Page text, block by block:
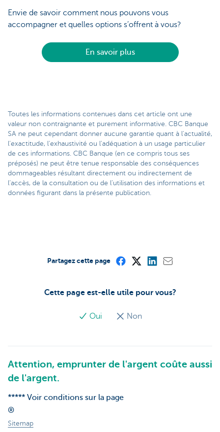
Envie de savoir comment nous pouvons vous
accompagner et quelles options s’offrent à vous?
En savoir plus
Toutes les informations contenues dans cet article ont une
valeur non contraignante et purement informative. CBC Banque
SA ne peut cependant donner aucune garantie quant à l'actualité,
l'exactitude, l'exhaustivité ou l'adéquation à un usage particulier
de ces informations. CBC Banque (en ce compris tous ses
préposés) ne peut être tenue responsable des conséquences
dommageables résultant directement ou indirectement de
l’accès, de la consultation ou de l’utilisation des informations et
données figurant dans la présente publication.
Cette page est-elle utile pour vous?
Oui Non
Partagez cette page
Attention, emprunter de l'argent coûte aussi
de l'argent.
***** Voir conditions sur la page
®
Sitemap